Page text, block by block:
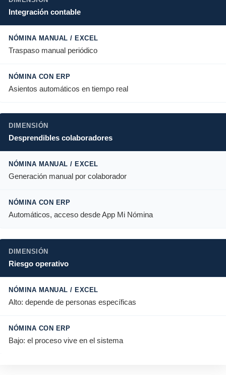
Integración contable
Traspaso manual periódico
Asientos automáticos en tiempo real
Desprendibles colaboradores
Generación manual por colaborador
Automáticos, acceso desde App Mi Nómina
Riesgo operativo
Alto: depende de personas específicas
Bajo: el proceso vive en el sistema